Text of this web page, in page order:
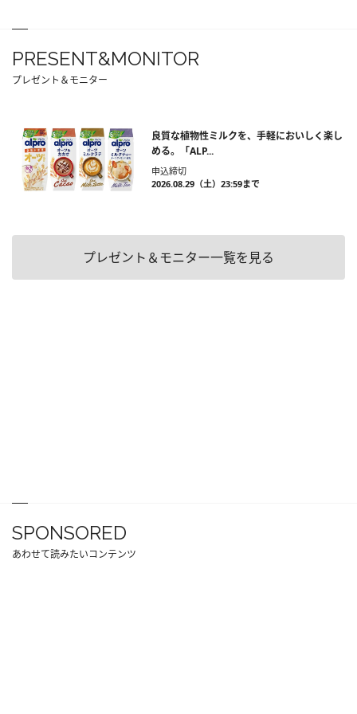
PRESENT&MONITOR
プレゼント＆モニター
良質な植物性ミルクを、手軽においしく楽し
める。「ALP...
申込締切
2026.08.29（土）23:59まで
プレゼント＆モニター一覧を見る
SPONSORED
あわせて読みたいコンテンツ